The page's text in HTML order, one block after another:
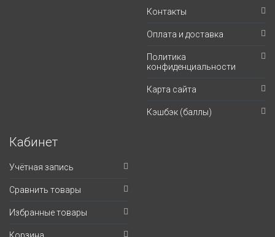
Контакты
Оплата и доставка
Политика
конфиденциальности
Карта сайта
Кэшбэк (баллы)
Кабинет
Учётная запись
Сравнить товары
Избранные товары
Корзина